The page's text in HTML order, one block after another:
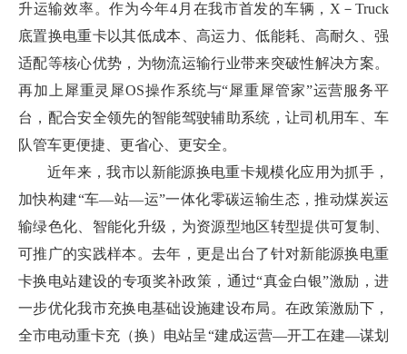
升运输效率。作为今年4月在我市首发的车辆，X－Truck
底置换电重卡以其低成本、高运力、低能耗、高耐久、强
适配等核心优势，为物流运输行业带来突破性解决方案。
再加上犀重灵犀OS操作系统与“犀重犀管家”运营服务平
台，配合安全领先的智能驾驶辅助系统，让司机用车、车
队管车更便捷、更省心、更安全。
近年来，我市以新能源换电重卡规模化应用为抓手，
加快构建“车—站—运”一体化零碳运输生态，推动煤炭运
输绿色化、智能化升级，为资源型地区转型提供可复制、
可推广的实践样本。去年，更是出台了针对新能源换电重
卡换电站建设的专项奖补政策，通过“真金白银”激励，进
一步优化我市充换电基础设施建设布局。在政策激励下，
全市电动重卡充（换）电站呈“建成运营—开工在建—谋划